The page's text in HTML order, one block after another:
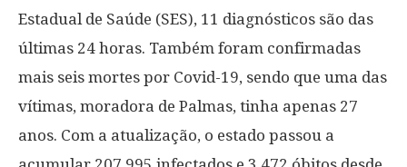
Estadual de Saúde (SES), 11 diagnósticos são das
últimas 24 horas. Também foram confirmadas
mais seis mortes por Covid-19, sendo que uma das
vítimas, moradora de Palmas, tinha apenas 27
anos. Com a atualização, o estado passou a